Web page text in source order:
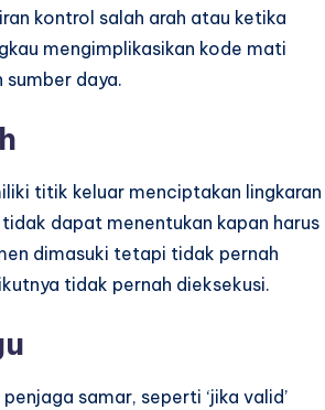
kontrol salah arah atau ketika
mengimplikasikan kode mati
sumber daya.
titik keluar menciptakan lingkaran
dapat menentukan kapan harus
dimasuki tetapi tidak pernah
tidak pernah dieksekusi.
samar, seperti ‘jika valid’